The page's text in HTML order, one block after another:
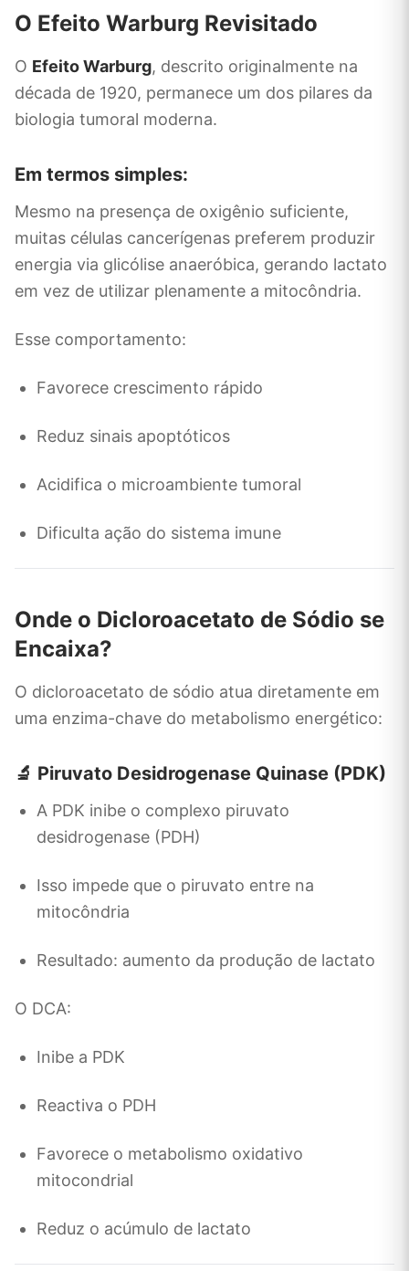
O Efeito Warburg Revisitado
O Efeito Warburg, descrito originalmente na
década de 1920, permanece um dos pilares da
biologia tumoral moderna.
Em termos simples:
Mesmo na presença de oxigênio suficiente,
muitas células cancerígenas preferem produzir
energia via glicólise anaeróbica, gerando lactato
em vez de utilizar plenamente a mitocôndria.
Esse comportamento:
Favorece crescimento rápido
Reduz sinais apoptóticos
Acidifica o microambiente tumoral
Dificulta ação do sistema imune
Onde o Dicloroacetato de Sódio se
Encaixa?
O dicloroacetato de sódio atua diretamente em
uma enzima-chave do metabolismo energético:
🔬 Piruvato Desidrogenase Quinase (PDK)
A PDK inibe o complexo piruvato
desidrogenase (PDH)
Isso impede que o piruvato entre na
mitocôndria
Resultado: aumento da produção de lactato
O DCA:
Inibe a PDK
Reactiva o PDH
Favorece o metabolismo oxidativo
mitocondrial
Reduz o acúmulo de lactato